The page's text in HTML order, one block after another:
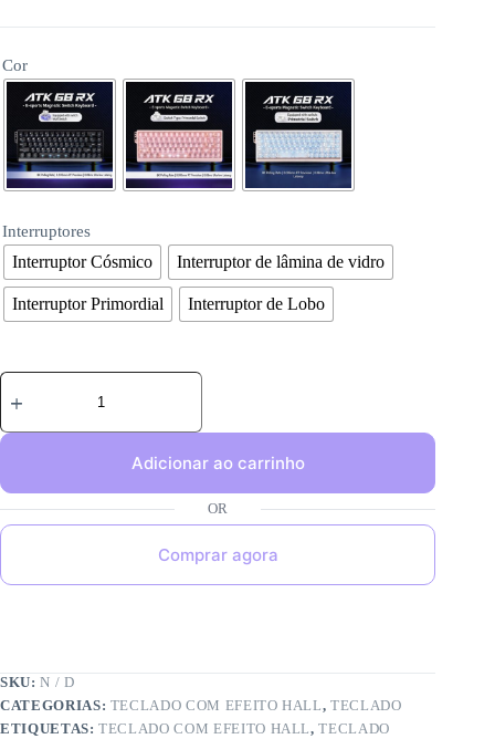
Cor
Interruptores
Interruptor Cósmico Interruptor de lâmina de vidro
Interruptor Primordial Interruptor de Lobo
Adicionar ao carrinho
Comprar agora
SKU:N / D
CATEGORIAS: TECLADO COM EFEITO HALL,TECLADO
ETIQUETAS:TECLADO COM EFEITO HALL,TECLADO